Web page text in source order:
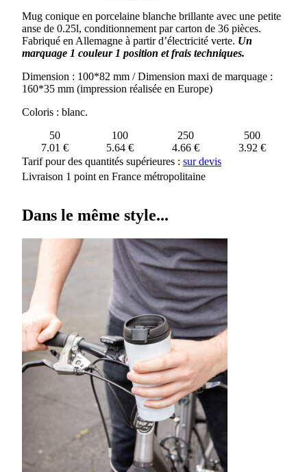
250ML
CHARISMA
Mug conique en porcelaine blanche brillante avec une petite
anse de 0.25l, conditionnement par carton de 36 pièces.
Fabriqué en Allemagne à partir d’électricité verte. Un
marquage 1 couleur 1 position et frais techniques.
Dimension : 100*82 mm / Dimension maxi de marquage :
160*35 mm (impression réalisée en Europe)
Coloris : blanc.
50
100 250
500
7.01 €
5.64 € 4.66 €
3.92 €
Tarif pour des quantités supérieures : sur devis
Livraison 1 point en France métropolitaine
Dans le même style...